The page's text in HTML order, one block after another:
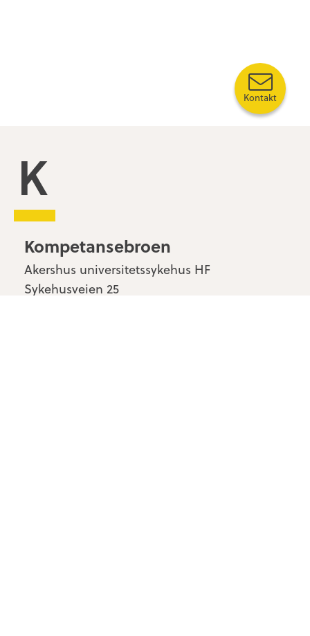
Kompetansebroen
Kompetansebroen
Akershus universitetssykehus HF
Sykehusveien 25
Kontakt